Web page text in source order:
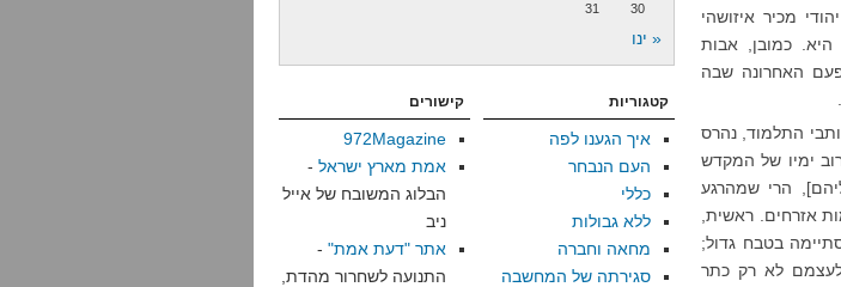
מכיר איזושהי
היא. כמובן, אבות
האחרונה שבה
התלמוד, נהרס
ימיו של המקדש
הרי שמהרגע
אזרחים. ראשית,
במתיוונים, שנמשכה כ-20 שנים והסתיימה בטבח גדול;
לא רק כתר
30
31
« ינו
קטגוריות
איך הגענו לפה
העם הנבחר
כללי
ללא גבולות
מחאה וחברה
סגירתה של המחשבה
קישורים
972Magazine
אמת מארץ ישראל -
הבלוג המשובח של אייל
ניב
אתר "דעת אמת" -
התנועה לשחרור מהדת,